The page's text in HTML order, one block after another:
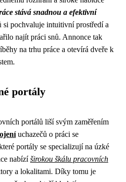
stává snadnou a efektivní
si pochvaluje intuitivní prostředí a
najít práci snů. Annonce tak
na trhu práce a otevírá dveře k
portály
portálů liší svým zaměřením
uchazečů o práci se
portály se specializují na úzké
nabízíširokou škálu pracovních
a lokalitami. Díky tomu je